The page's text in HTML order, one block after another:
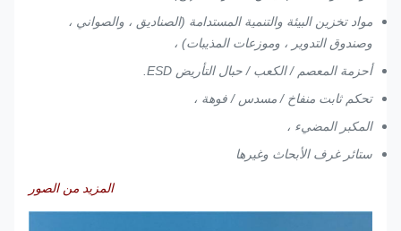
مواد تخزين البيئة والتنمية المستدامة (الصناديق ، والصواني ،
وصندوق التدوير ، وموزعات المذيبات) ،
أحزمة المعصم / الكعب / حبال التأريض ESD.
تحكم ثابت منفاخ / مسدس / فوهة ،
المكبر المضيء ،
ستائر غرف الأبحاث وغيرها
المزيد من الصور